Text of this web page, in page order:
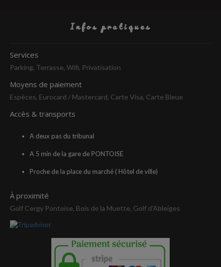
Infos pratiques
Services
Parking, Terrasse, Wifi, Privatisation
Moyens de paiement
Espèces, Eurocard / Mastercard, Carte Visa, Carte Bleue
Accès & transports
A deux pas du tribunal
A 5 min de la gare de PONTOISE
Proche de la place du marché ( Hôtel de ville)
À proximité
Golf Cergy Pontoise, Bois de la Muette, Golf d'Ableiges